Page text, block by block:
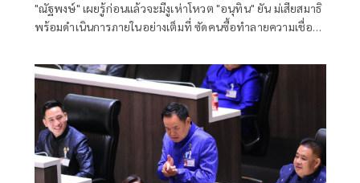
"ณัฐพงษ์" เผยรู้ก่อนแล้วจะมีงูเห่าโหวต "อนุทิน" ยัน ม่เสียสมาธิ
พร้อมดําเนินการภายในอย่างเต็มที่ ซัดคนซื้อทำลายความเชื่อ
สส.เป็นหนี้จากสู้ศึกเลือกตั้ง บอก เลขาติ่ง ยื่นลาออกนานแล้วแต่
เบรคไว้ก่อน ขอช่วยอยู่ทำงาน ก่อนปรับทัพใหญ่ ปลายเม.ย.